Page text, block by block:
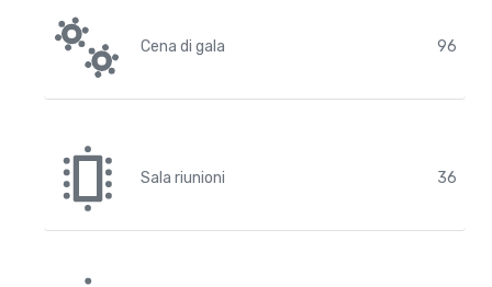
Cena di gala 96
Sala riunioni 36